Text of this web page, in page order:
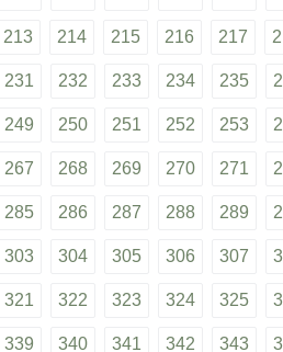
213 214 215 216 217
231 232 233 234 235
249 250 251 252 253
267 268 269 270 271
285 286 287 288 289
303 304 305 306 307
321 322 323 324 325
339 340 341 342 343